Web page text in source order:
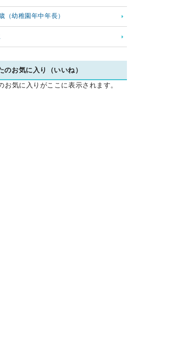
（幼稚園年中年長）
のお気に入り（いいね）
お気に入りがここに表示されます。